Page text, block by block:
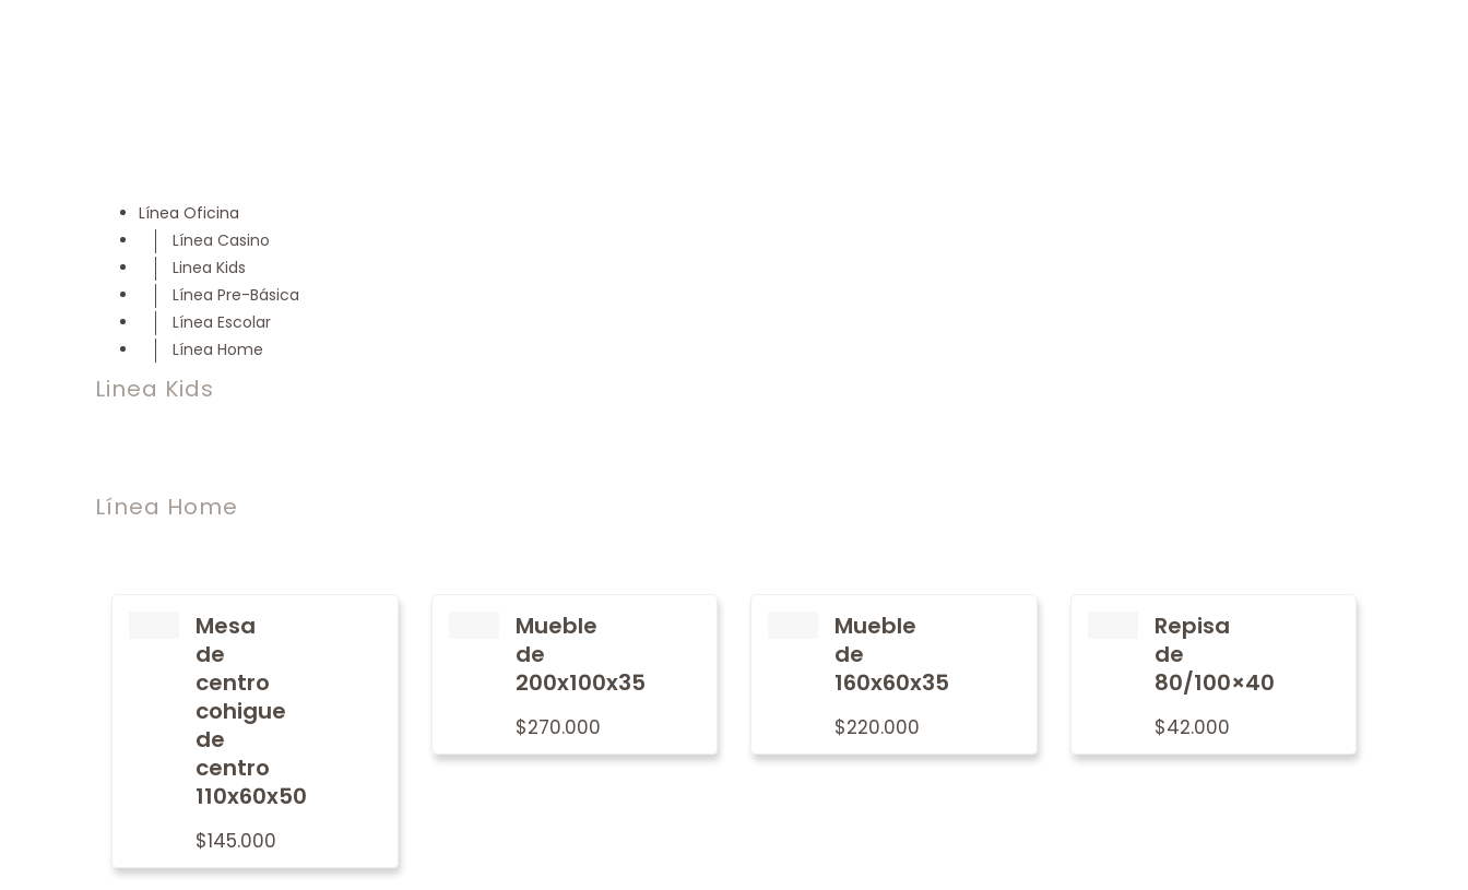
Línea Oficina
Línea Casino
Linea Kids
Línea Pre-Básica
Línea Escolar
Línea Home
Linea Kids
Línea Home
Mesa
de
centro
cohigue
de
centro
110x60x50
$145.000
Mueble
de
200x100x35
$270.000
Mueble
de
160x60x35
$220.000
Repisa
de
80/100×40
$42.000